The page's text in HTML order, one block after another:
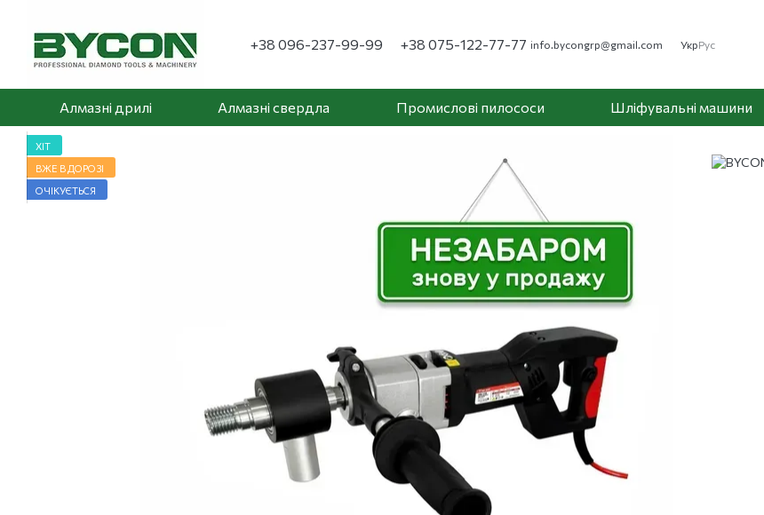
+38 096-237-99-99 +38 075-122-77-77 info.bycongrp@gmail.com УкрРус
Алмазні дрилі Алмазні свердла Промислові пилососи Шліфувальні машини
ХІТ
ВЖЕ В ДОРОЗІ
ОЧІКУЄТЬСЯ